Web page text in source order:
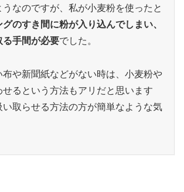
なのですが、私が小麦粉を使ったと
のすき間に粉が入り込んでしまい、
る手間が必要でした。
や新聞紙などがない時は、小麦粉や
るという方法もアリだと思います
い取らせる方法の方が簡単なような気